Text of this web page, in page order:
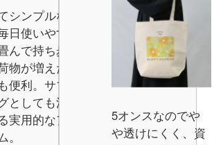
シンプルな
日使いやす
んで持ち歩
物が増えた
便利。サブ
としても活
実用的なア
。
5オンスなのでや
や透けにくく、資